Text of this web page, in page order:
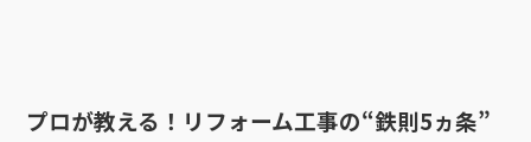
プロが教える！リフォーム工事の“鉄則5ヵ条”